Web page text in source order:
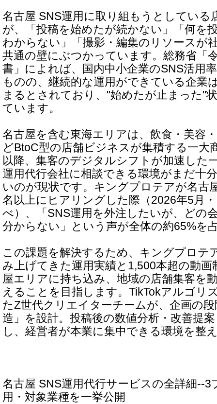
名古屋 SNS運用に取り組もうとしている
が、「投稿を始めたが続かない」「何を
わからない」「撮影・編集のリソースが
共通の壁にぶつかっています。総務省「
書」によれば、国内中小企業のSNS活用
ものの、継続的な運用ができている企業
まるとされており、"始めたが止まった"
ています。
名古屋を含む東海エリアは、飲食・美容
どBtoC型の店舗ビジネスが集積する一大
以降、集客のデジタルシフトが加速した
運用代行会社に相談できる環境がまだ十
いのが現状です。キングプロテアが名古
名以上にヒアリングした際（2026年5月
べ）、「SNS運用を外注したいが、どの
分からない」という声が全体の約65%を
この課題を解決するため、キングプロテ
み上げてきた運用実績と1,500本超の動
屋エリアに持ち込み、地域の店舗集客を
えることを目指します。TikTokアルゴリ
たZ世代クリエイターチームが、企画の
造」を設計。投稿後の数値分析・改善提
し、経営者が本業に集中できる環境を整
名古屋 SNS運用代行サービスの全詳細--3
用・対象業種を一挙公開